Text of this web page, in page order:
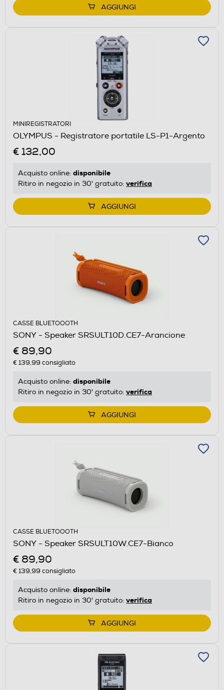
AGGIUNGI
MINIREGISTRATORI
OLYMPUS - Registratore portatile LS-P1-Argento
€ 132,00
Acquisto online: disponibile
Ritiro in negozio in 30' gratuito: verifica
AGGIUNGI
CASSE BLUETOOOTH
SONY - Speaker SRSULT10D.CE7-Arancione
€ 89,90
€ 139,99 consigliato
Acquisto online: disponibile
Ritiro in negozio in 30' gratuito: verifica
AGGIUNGI
CASSE BLUETOOOTH
SONY - Speaker SRSULT10W.CE7-Bianco
€ 89,90
€ 139,99 consigliato
Acquisto online: disponibile
Ritiro in negozio in 30' gratuito: verifica
AGGIUNGI